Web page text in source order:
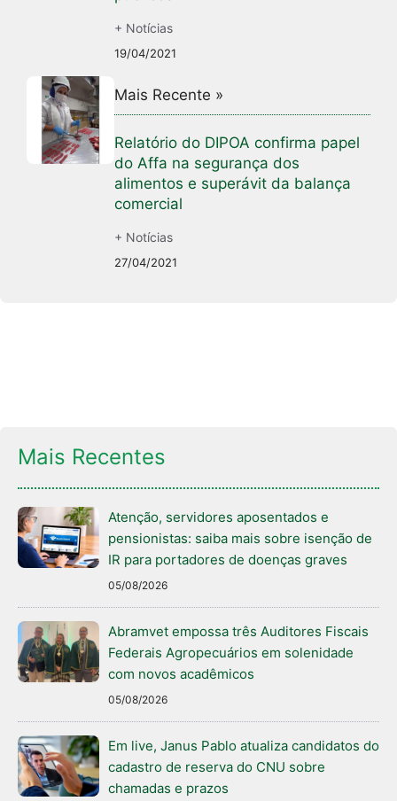
+ Notícias
19/04/2021
Mais Recente »
Relatório do DIPOA confirma papel
do Affa na segurança dos
alimentos e superávit da balança
comercial
+ Notícias
27/04/2021
Mais Recentes
Atenção, servidores aposentados e
pensionistas: saiba mais sobre isenção de
IR para portadores de doenças graves
05/08/2026
Abramvet empossa três Auditores Fiscais
Federais Agropecuários em solenidade
com novos acadêmicos
05/08/2026
Em live, Janus Pablo atualiza candidatos do
cadastro de reserva do CNU sobre
chamadas e prazos